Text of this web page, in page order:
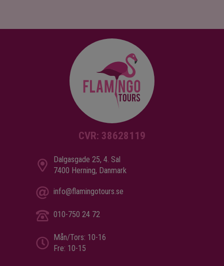
CVR: 38628119
Dalgasgade 25, 4. Sal
7400 Herning, Danmark
info@flamingotours.se
010-750 24 72
Mån/Tors: 10-16
Fre: 10-15